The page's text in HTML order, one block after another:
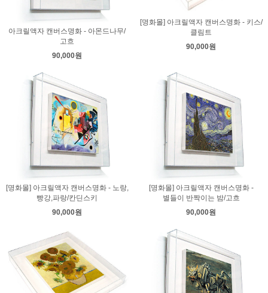
아크릴액자 캔버스명화 - 아몬드나무/
고흐
90,000원
[명화몰] 아크릴액자 캔버스명화 - 키스/
클림트
90,000원
[명화몰] 아크릴액자 캔버스명화 - 노랑,
빵강,파랑/칸딘스키
90,000원
[명화몰] 아크릴액자 캔버스명화 -
별들이 반짝이는 밤/고흐
90,000원